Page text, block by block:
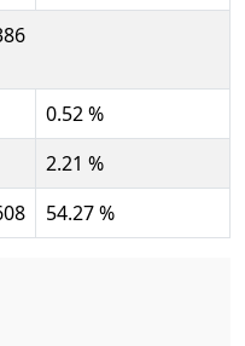
0.52 %
2.21 %
54.27 %